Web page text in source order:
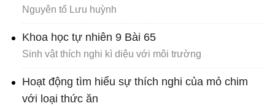
Nguyên tổ Lưu huỳnh
Khoa học tự nhiên 9 Bài 65
Sinh vật thích nghi kì diệu với môi trường
Hoạt động tìm hiểu sự thích nghi của mỏ chim
với loại thức ăn